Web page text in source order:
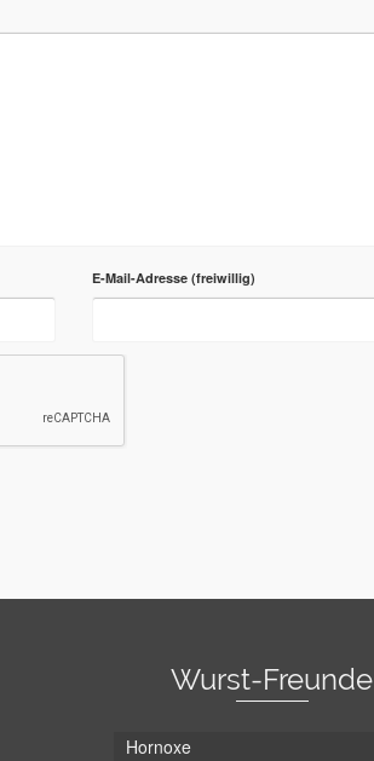
E-Mail-Adresse
Wurst-Freunde
Hornoxe